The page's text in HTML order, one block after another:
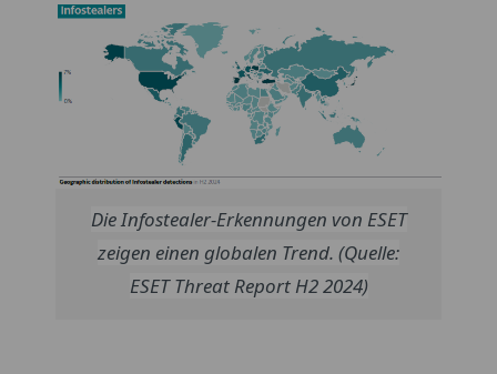
Die Infostealer-Erkennungen von ESET
zeigen einen globalen Trend. (Quelle:
ESET Threat Report H2 2024)